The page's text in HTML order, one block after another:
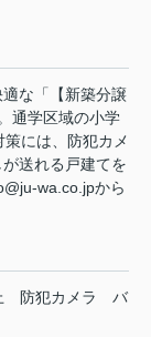
な「【新築分譲
通学区域の小学
には、防犯カメ
送れる戸建てを
wa.co.jpから
防犯カメラ
バ